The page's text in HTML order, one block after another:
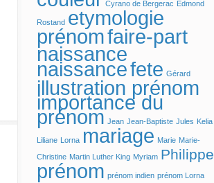
Cyrano de Bergerac Edmond
Rostand etymologie
prénomfaire-part
naissance
naissancefete Gérard
illustration prénom
importance du
prénom Jean Jean-Baptiste Jules Kelia
Liliane Lorna mariage Marie Marie-
Christine Martin Luther King Myriam Philippe
prénom prénom indien prénom Lorna